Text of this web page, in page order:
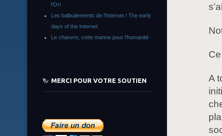
A
l’Or!
Les balbutiements de l’Internet / The early
days of the Internet
Le chanvre, cette manne pour l’humanité
MERCI POUR VOTRE SOUTIEN